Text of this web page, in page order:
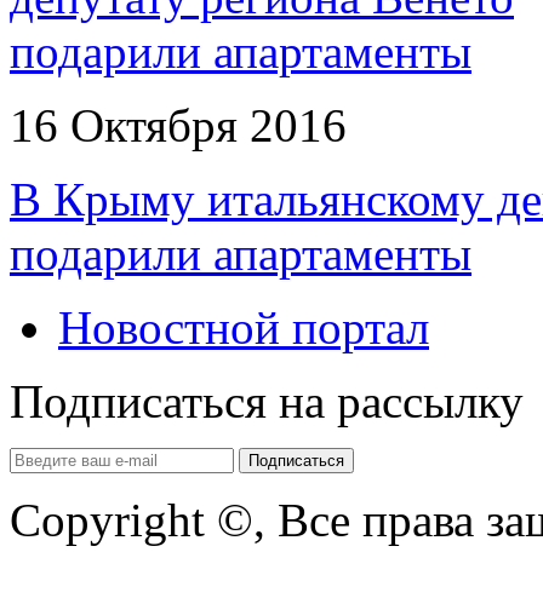
16 Октября 2016
В Крыму итальянскому
подарили апартаменты
Новостной портал
Подписаться на рассылку
Copyright ©, Все права